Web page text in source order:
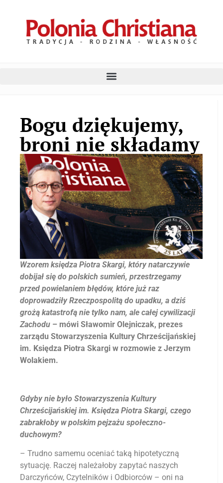
Bogu dziękujemy,
broni nie składamy
Wzorem księdza Piotra Skargi, który natarczywie
dobijał się do polskich sumień, przestrzegamy
przed powielaniem błędów, które już raz
doprowadziły Rzeczpospolitą do upadku, a dziś
grożą katastrofą nie tylko nam, ale całej cywilizacji
Zachodu – mówi Sławomir Olejniczak, prezes
zarządu Stowarzyszenia Kultury Chrześcijańskiej
im. Księdza Piotra Skargi w rozmowie z Jerzym
Wolakiem.
Gdyby nie było Stowarzyszenia Kultury
Chrześcijańskiej im. Księdza Piotra Skargi, czego
zabrakłoby w polskim pejzażu społeczno-
duchowym?
– Trudno samemu oceniać taką hipotetyczną
sytuację. Raczej należałoby zapytać naszych
Darczyńców, Czytelników i Odbiorców – oni na